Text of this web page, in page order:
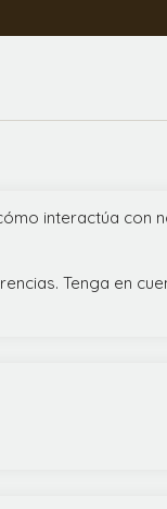
interactúa con
Tenga en